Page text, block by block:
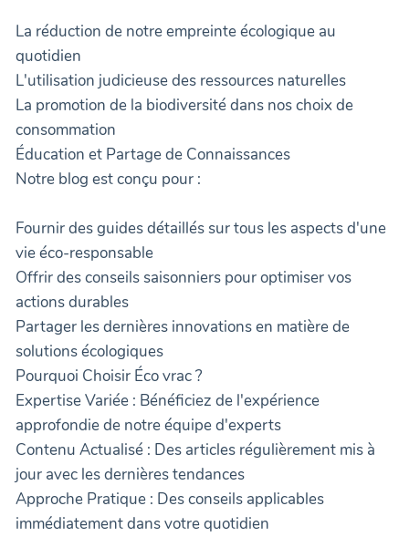
La réduction de notre empreinte écologique au
quotidien
L'utilisation judicieuse des ressources naturelles
La promotion de la biodiversité dans nos choix de
consommation
Éducation et Partage de Connaissances
Notre blog est conçu pour :
Fournir des guides détaillés sur tous les aspects d'une
vie éco-responsable
Offrir des conseils saisonniers pour optimiser vos
actions durables
Partager les dernières innovations en matière de
solutions écologiques
Pourquoi Choisir Éco vrac ?
Expertise Variée : Bénéficiez de l'expérience
approfondie de notre équipe d'experts
Contenu Actualisé : Des articles régulièrement mis à
jour avec les dernières tendances
Approche Pratique : Des conseils applicables
immédiatement dans votre quotidien